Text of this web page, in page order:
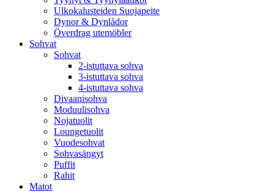
Ulkokalusteiden Suojapeite
Dynor & Dynlådor
Överdrag utemöbler
Sohvat
Sohvat
2-istuttava sohva
3-istuttava sohva
4-istuttava sohva
Divaanisohva
Moduulisohva
Nojatuolit
Loungetuolit
Vuodesohvat
Sohvasängyt
Puffit
Rahit
Matot